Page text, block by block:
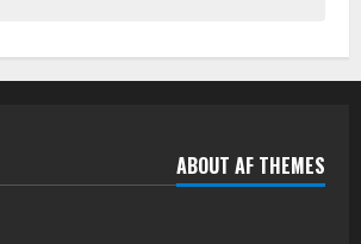
يعلن تخفيض الرسوم
بنسبة15%
وزير التربية والتعليم
ABOUT AF THEMES